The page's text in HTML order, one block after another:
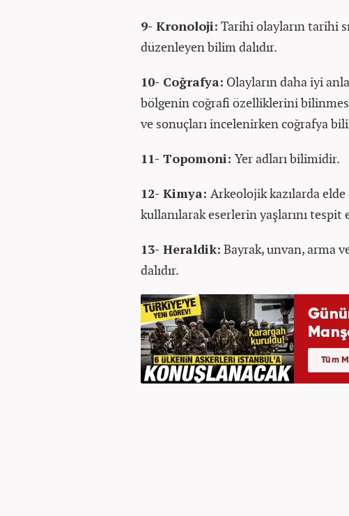
9- Kronoloji: Tarihi olayların tarihi
düzenleyen bilim dalıdır.
10- Coğrafya: Olayların daha iyi
bölgenin coğrafi özelliklerini
ve sonuçları incelenirken coğrafya
11- Topomoni: Yer adları bilimidir.
12- Kimya: Arkeolojik kazılarda
kullanılarak eserlerin yaşlarını tespit
13- Heraldik: Bayrak, unvan, arma
dalıdır.